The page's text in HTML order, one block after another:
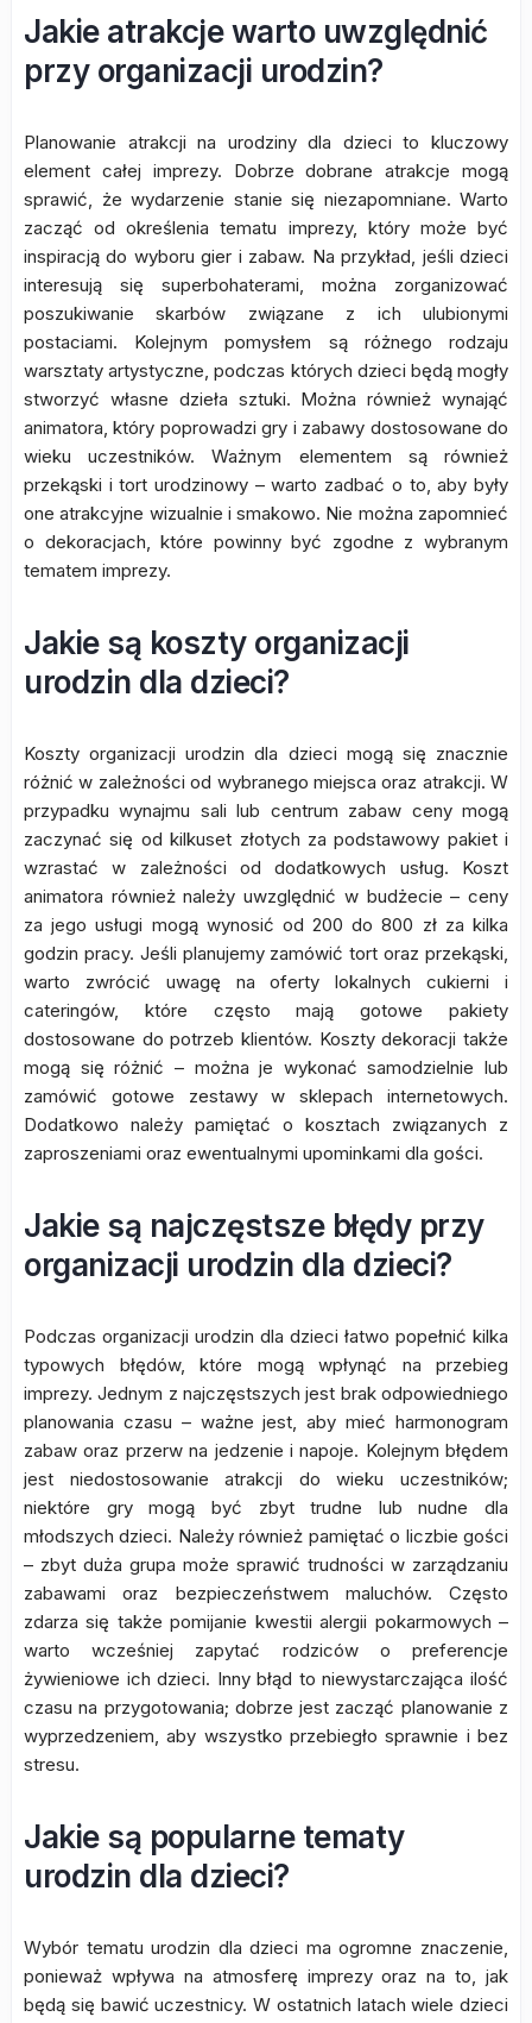
Jakie atrakcje warto uwzględnić
przy organizacji urodzin?
Planowanie atrakcji na urodziny dla dzieci to kluczowy
element całej imprezy. Dobrze dobrane atrakcje mogą
sprawić, że wydarzenie stanie się niezapomniane. Warto
zacząć od określenia tematu imprezy, który może być
inspiracją do wyboru gier i zabaw. Na przykład, jeśli dzieci
interesują się superbohaterami, można zorganizować
poszukiwanie skarbów związane z ich ulubionymi
postaciami. Kolejnym pomysłem są różnego rodzaju
warsztaty artystyczne, podczas których dzieci będą mogły
stworzyć własne dzieła sztuki. Można również wynająć
animatora, który poprowadzi gry i zabawy dostosowane do
wieku uczestników. Ważnym elementem są również
przekąski i tort urodzinowy – warto zadbać o to, aby były
one atrakcyjne wizualnie i smakowo. Nie można zapomnieć
o dekoracjach, które powinny być zgodne z wybranym
tematem imprezy.
Jakie są koszty organizacji
urodzin dla dzieci?
Koszty organizacji urodzin dla dzieci mogą się znacznie
różnić w zależności od wybranego miejsca oraz atrakcji. W
przypadku wynajmu sali lub centrum zabaw ceny mogą
zaczynać się od kilkuset złotych za podstawowy pakiet i
wzrastać w zależności od dodatkowych usług. Koszt
animatora również należy uwzględnić w budżecie – ceny
za jego usługi mogą wynosić od 200 do 800 zł za kilka
godzin pracy. Jeśli planujemy zamówić tort oraz przekąski,
warto zwrócić uwagę na oferty lokalnych cukierni i
cateringów, które często mają gotowe pakiety
dostosowane do potrzeb klientów. Koszty dekoracji także
mogą się różnić – można je wykonać samodzielnie lub
zamówić gotowe zestawy w sklepach internetowych.
Dodatkowo należy pamiętać o kosztach związanych z
zaproszeniami oraz ewentualnymi upominkami dla gości.
Jakie są najczęstsze błędy przy
organizacji urodzin dla dzieci?
Podczas organizacji urodzin dla dzieci łatwo popełnić kilka
typowych błędów, które mogą wpłynąć na przebieg
imprezy. Jednym z najczęstszych jest brak odpowiedniego
planowania czasu – ważne jest, aby mieć harmonogram
zabaw oraz przerw na jedzenie i napoje. Kolejnym błędem
jest niedostosowanie atrakcji do wieku uczestników;
niektóre gry mogą być zbyt trudne lub nudne dla
młodszych dzieci. Należy również pamiętać o liczbie gości
– zbyt duża grupa może sprawić trudności w zarządzaniu
zabawami oraz bezpieczeństwem maluchów. Często
zdarza się także pomijanie kwestii alergii pokarmowych –
warto wcześniej zapytać rodziców o preferencje
żywieniowe ich dzieci. Inny błąd to niewystarczająca ilość
czasu na przygotowania; dobrze jest zacząć planowanie z
wyprzedzeniem, aby wszystko przebiegło sprawnie i bez
stresu.
Jakie są popularne tematy
urodzin dla dzieci?
Wybór tematu urodzin dla dzieci ma ogromne znaczenie,
ponieważ wpływa na atmosferę imprezy oraz na to, jak
będą się bawić uczestnicy. W ostatnich latach wiele dzieci